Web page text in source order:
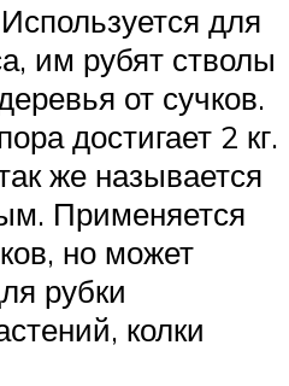
для
им рубят стволы
от сучков.
достигает 2 кг.
же называется
Применяется
но может
рубки
колки